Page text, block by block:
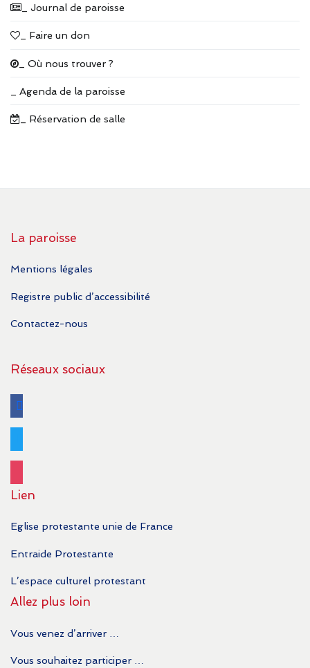
_ Journal de paroisse
_ Faire un don
_ Où nous trouver ?
_ Agenda de la paroisse
_ Réservation de salle
La paroisse
Mentions légales
Registre public d’accessibilité
Contactez-nous
Réseaux sociaux
facebook
Lien
Eglise protestante unie de France
Entraide Protestante
L’espace culturel protestant
Allez plus loin
Vous venez d’arriver …
Vous souhaitez participer …